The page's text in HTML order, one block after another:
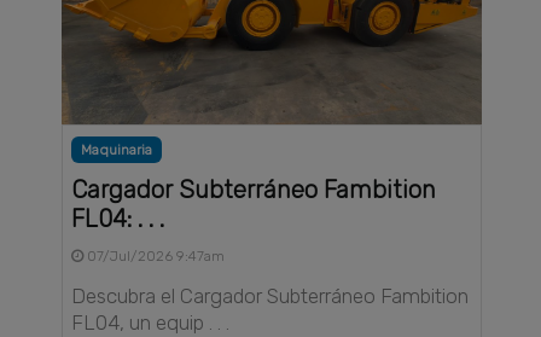
Maquinaria
Cargador Subterráneo Fambition
FL04: . . .
07/Jul/2026 9:47am
Descubra el Cargador Subterráneo Fambition
FL04, un equip . . .